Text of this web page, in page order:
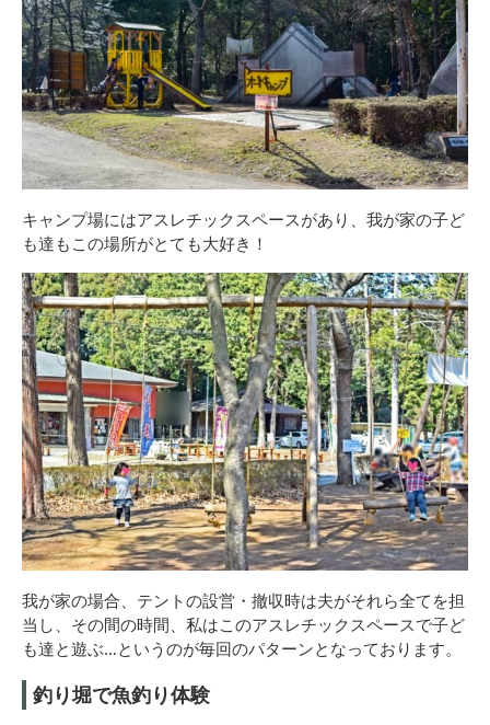
キャンプ場にはアスレチックスペースがあり、我が家の子ど
も達もこの場所がとても大好き！
我が家の場合、テントの設営・撤収時は夫がそれら全てを担
当し、その間の時間、私はこのアスレチックスペースで子ど
も達と遊ぶ…というのが毎回のパターンとなっております。
釣り堀で魚釣り体験